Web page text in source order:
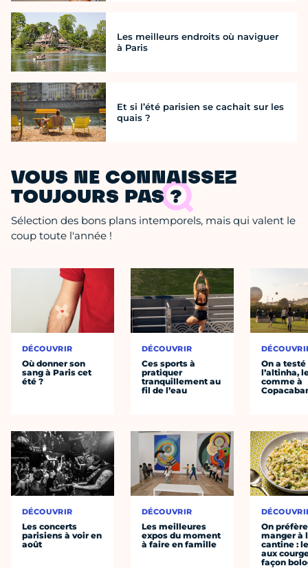
Les meilleurs endroits où naviguer
à Paris
Et si l’été parisien se cachait sur les
quais ?
VOUS NE CONNAISSEZ
TOUJOURS PAS ?
Sélection des bons plans intemporels, mais qui valent le
coup toute l'année !
DÉCOUVRIR
Où donner son
sang à Paris cet
été ?
DÉCOUVRIR
Les concerts
parisiens à voir en
août
DÉCOUVRIR
Ces sports à
pratiquer
tranquillement au
fil de l’eau
DÉCOUVRIR
Les meilleures
expos du moment
à faire en famille
On a testé
l’altinha,
comme à
On préfère
manger à
cantine :
aux
façon